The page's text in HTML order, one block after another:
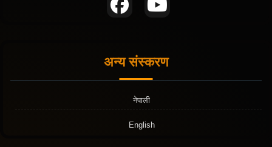
अन्य संस्करण
नेपाली
English